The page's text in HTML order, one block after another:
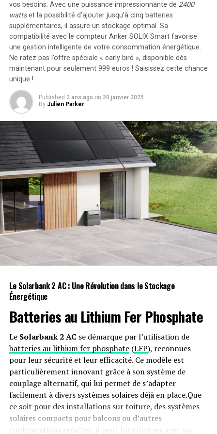
vos besoins. Avec une puissance impressionnante de 2400
wattset la possibilité d’ajouter jusqu’à cinq batteries
supplémentaires, il assure un stockage optimal. Sa
compatibilité avec le compteur Anker SOLIX Smart favorise
une gestion intelligente de votre consommation énergétique.
Ne ratez pas l’offre spéciale « early bird », disponible dès
maintenant pour seulement 999 euros ! Saisissez cette chance
unique !
Published 2 ans ago on 20 janvier 2025
By Julien Parker
Le Solarbank 2 AC : Une Révolution dans le Stockage
Énergétique
Batteries au Lithium Fer Phosphate
Le Solarbank 2 AC se démarque par l’utilisation de
batteries au lithium fer phosphate(LFP), reconnues
pour leur sécurité et leur efficacité. Ce modèle est
particulièrement innovant grâce à son système de
couplage alternatif, qui lui permet de s’adapter
facilement à divers systèmes solaires déjà en place.Que
ce soit pour des installations sur toiture, des systèmes
solaires compacts pour balcons ou d’autres
configurations réduites, il peut fonctionner avec un